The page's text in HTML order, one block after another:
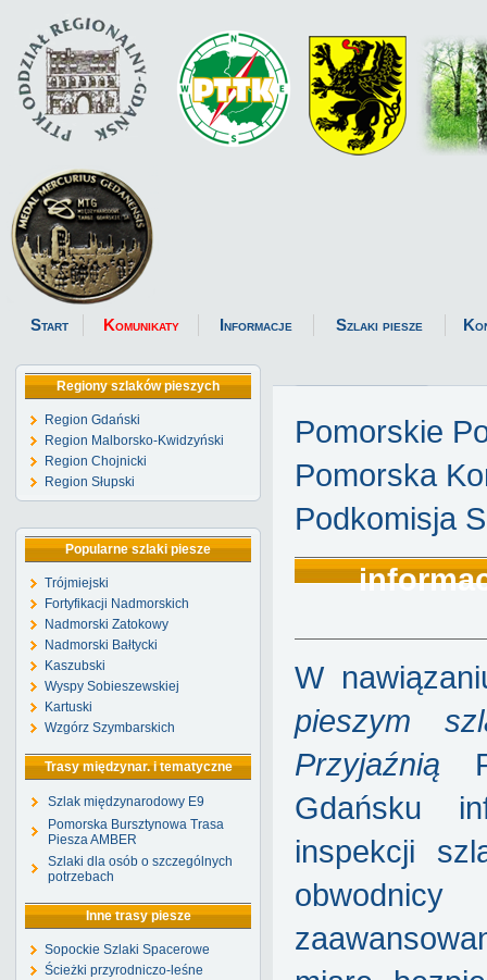
Start Komunikaty Informacje Szlaki piesze
Regiony szlaków pieszych
Region Gdański
Region Malborsko-Kwidzyński
Region Chojnicki
Region Słupski
Popularne szlaki piesze
Trójmiejski
Fortyfikacji Nadmorskich
Nadmorski Zatokowy
Nadmorski Bałtycki
Kaszubski
Wyspy Sobieszewskiej
Kartuski
Wzgórz Szymbarskich
Trasy międzynar. i tematyczne
Szlak międzynarodowy E9
Pomorska Bursztynowa Trasa
Piesza AMBER
Szlaki dla osób o szczególnych
potrzebach
Inne trasy piesze
Sopockie Szlaki Spacerowe
Ścieżki przyrodniczo-leśne
Pomorskie
Pomorska
Podkomisja
W
pieszym
Przyjaźnią
Gdańsku
inspekcji